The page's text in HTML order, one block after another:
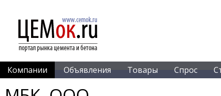
Компании Объявления Товары Спрос